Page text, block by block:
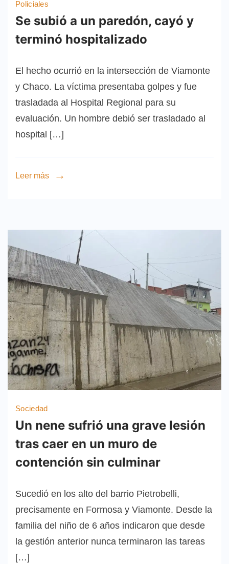
Policiales
Se subió a un paredón, cayó y
terminó hospitalizado
El hecho ocurrió en la intersección de Viamonte
y Chaco. La víctima presentaba golpes y fue
trasladada al Hospital Regional para su
evaluación. Un hombre debió ser trasladado al
hospital […]
Leer más
Sociedad
Un nene sufrió una grave lesión
tras caer en un muro de
contención sin culminar
Sucedió en los alto del barrio Pietrobelli,
precisamente en Formosa y Viamonte. Desde la
familia del niño de 6 años indicaron que desde
la gestión anterior nunca terminaron las tareas
[…]